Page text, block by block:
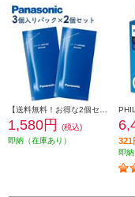
1,580円
(税込)
即納（在庫あり）
321
即